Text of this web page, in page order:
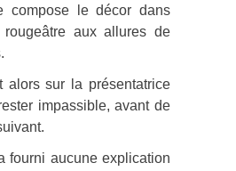
compose le décor dans
rougeâtre aux allures de
alors sur la présentatrice
impassible, avant de
fourni aucune explication